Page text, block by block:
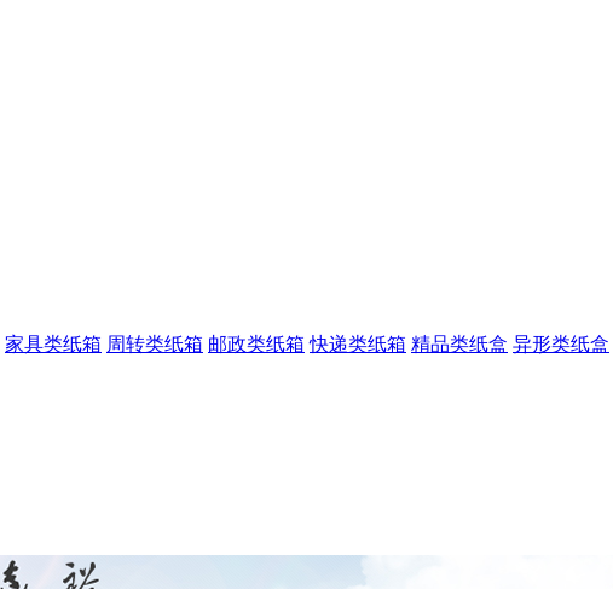
家具类纸箱 周转类纸箱 邮政类纸箱 快递类纸箱 精品类纸盒 异形类纸盒